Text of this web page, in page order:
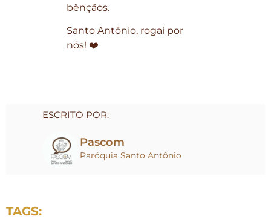
bênçãos.
Santo Antônio, rogai por
nós! ❤️
ESCRITO POR:
Pascom
Paróquia Santo Antônio
TAGS: